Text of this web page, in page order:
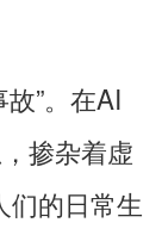
”。 在AI
掺杂着虚
们的日常生